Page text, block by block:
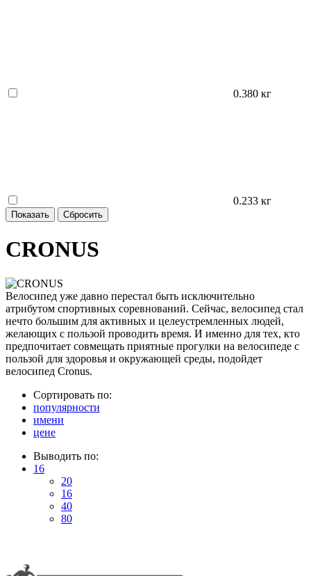
0.380 кг
0.233 кг
CRONUS
Велосипед уже давно перестал быть исключительно
атрибутом спортивных соревнований. Сейчас, велосипед стал
нечто большим для активных и целеустремленных людей,
желающих с пользой проводить время. И именно для тех, кто
предпочитает совмещать приятные прогулки на велосипеде с
пользой для здоровья и окружающей среды, подойдет
велосипед Cronus.
Сортировать по:
популярности
имени
цене
Выводить по:
16
20
16
40
80